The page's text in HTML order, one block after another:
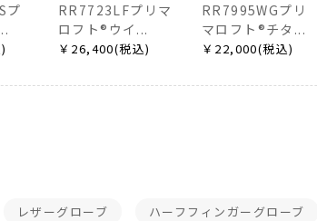
プ
RR7723LFプリマ
ロフト®ウイ...
￥26,400(税込)
RR7995WGプリ
マロフト®チタ...
￥22,000(税込)
レザーグローブ ハーフフィンガーグローブ